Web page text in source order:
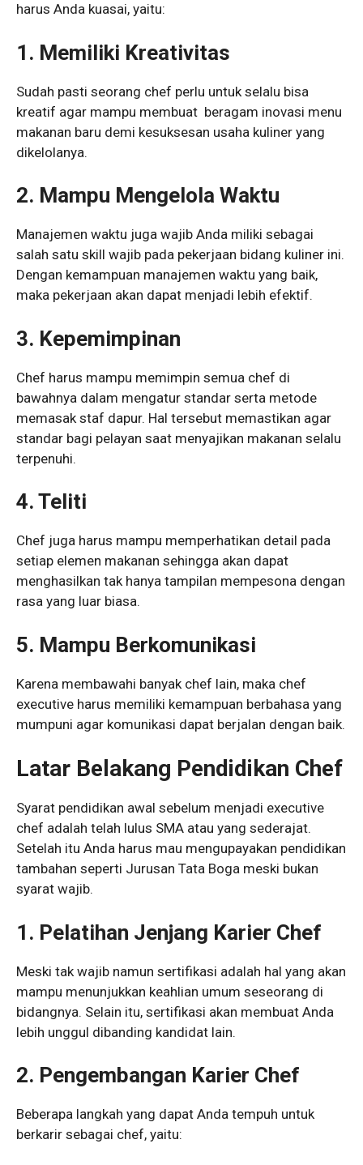
harus Anda kuasai, yaitu:
1. Memiliki Kreativitas
Sudah pasti seorang chef perlu untuk selalu bisa
kreatif agar mampu membuat beragam inovasi menu
makanan baru demi kesuksesan usaha kuliner yang
dikelolanya.
2. Mampu Mengelola Waktu
Manajemen waktu juga wajib Anda miliki sebagai
salah satu skill wajib pada pekerjaan bidang kuliner ini.
Dengan kemampuan manajemen waktu yang baik,
maka pekerjaan akan dapat menjadi lebih efektif.
3. Kepemimpinan
Chef harus mampu memimpin semua chef di
bawahnya dalam mengatur standar serta metode
memasak staf dapur. Hal tersebut memastikan agar
standar bagi pelayan saat menyajikan makanan selalu
terpenuhi.
4. Teliti
Chef juga harus mampu memperhatikan detail pada
setiap elemen makanan sehingga akan dapat
menghasilkan tak hanya tampilan mempesona dengan
rasa yang luar biasa.
5. Mampu Berkomunikasi
Karena membawahi banyak chef lain, maka chef
executive harus memiliki kemampuan berbahasa yang
mumpuni agar komunikasi dapat berjalan dengan baik.
Latar Belakang Pendidikan Chef
Syarat pendidikan awal sebelum menjadi executive
chef adalah telah lulus SMA atau yang sederajat.
Setelah itu Anda harus mau mengupayakan pendidikan
tambahan seperti Jurusan Tata Boga meski bukan
syarat wajib.
1. Pelatihan Jenjang Karier Chef
Meski tak wajib namun sertifikasi adalah hal yang akan
mampu menunjukkan keahlian umum seseorang di
bidangnya. Selain itu, sertifikasi akan membuat Anda
lebih unggul dibanding kandidat lain.
2. Pengembangan Karier Chef
Beberapa langkah yang dapat Anda tempuh untuk
berkarir sebagai chef, yaitu: